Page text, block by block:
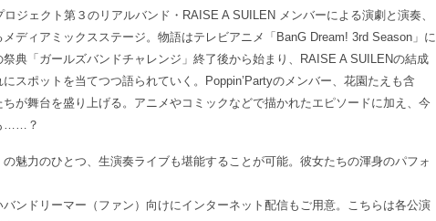
ジェクト第３のリアルバンド・RAISE A SUILEN メンバーによる演劇と演奏、
ディアミックスステージ。物語はテレビアニメ「BanG Dream! 3rd Season」に
典「ガールズバンドチャレンジ」終了後から始まり、RAISE A SUILENの結成
スポットを当てつつ語られていく。Poppin’Partyのメンバー、花園たえも含
が舞台を盛り上げる。アニメやコミックなどで描かれたエピソードに加え、今
……？
魅力のひとつ、生演奏ライブも堪能することが可能。彼女たちの渾身のパフォ
ンドリーマー（ファン）向けにインターネット配信もご用意。こちらは各公演